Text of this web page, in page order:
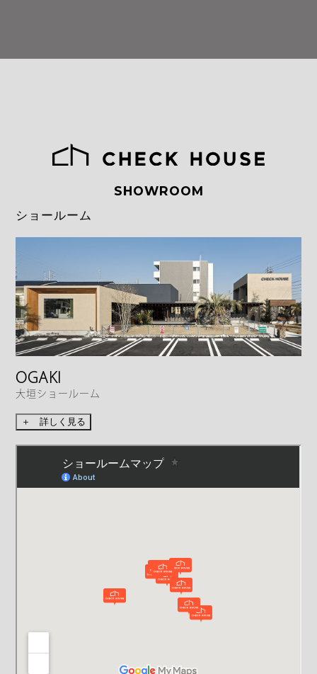
SHOWROOM
ショールーム
OGAKI
大垣ショールーム
＋ 詳しく見る